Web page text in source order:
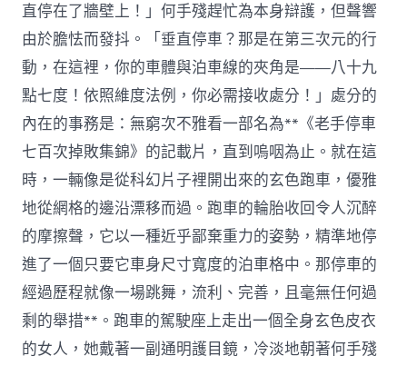
直停在了牆壁上！」何手殘趕忙為本身辯護，但聲響
由於膽怯而發抖。「垂直停車？那是在第三次元的行
動，在這裡，你的車體與泊車線的夾角是——八十九
點七度！依照維度法例，你必需接收處分！」處分的
內在的事務是：無窮次不雅看一部名為**《老手停車
七百次掉敗集錦》的記載片，直到嗚咽為止。就在這
時，一輛像是從科幻片子裡開出來的玄色跑車，優雅
地從網格的邊沿漂移而過。跑車的輪胎收回令人沉醉
的摩擦聲，它以一種近乎鄙棄重力的姿勢，精準地停
進了一個只要它車身尺寸寬度的泊車格中。那停車的
經過歷程就像一場跳舞，流利、完善，且毫無任何過
剩的舉措**。跑車的駕駛座上走出一個全身玄色皮衣
的女人，她戴著一副通明護目鏡，冷淡地朝著何手殘